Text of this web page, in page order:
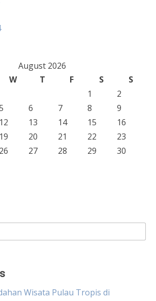
August 2026
W T F S
S
1
2
6 7 8
9
12 13 14 15
16
19 20 21 22
23
26 27 28 29
30
Wisata Pulau Tropis di